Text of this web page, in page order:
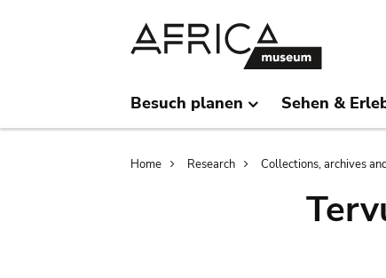
Besuch planen Sehen &
Breadcrumb
Home Research Collections, archives